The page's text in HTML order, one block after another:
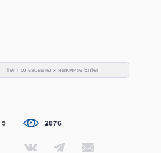
Тег пользователя нажмите Enter
5 2076